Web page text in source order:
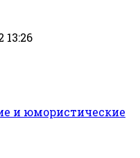
13:26
и юмористические